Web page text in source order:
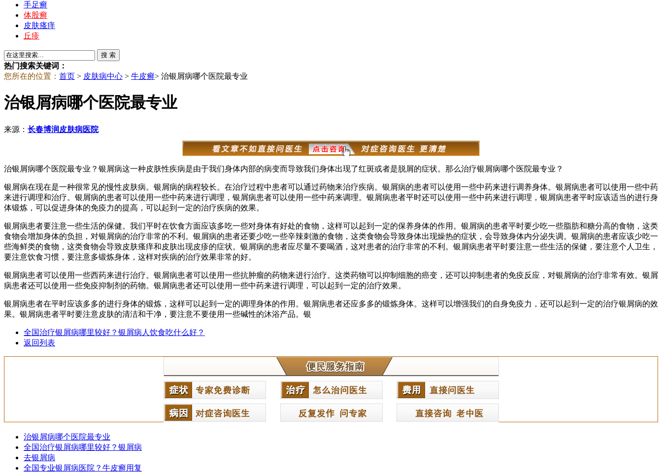
手足癣
体股癣
皮肤瘙痒
丘疹
热门搜索关键词：
您所在的位置： 首页 > 皮肤病中心 > 牛皮癣> 治银屑病哪个医院最专业
治银屑病哪个医院最专业
来源： 长春博润皮肤病医院
治银屑病哪个医院最专业？银屑病这一种皮肤性疾病是由于我们身体内部的病变而导致我们身体出现了红斑或者是脱屑的症状。那么治疗银屑病哪个医院最专业？
银屑病在现在是一种很常见的慢性皮肤病。银屑病的病程较长。在治疗过程中患者可以通过药物来治疗疾病。银屑病的患者可以使用一些中药来进行调养身体。银屑病患者可以使用一些中药
来进行调理和治疗。银屑病的患者可以使用一些中药来进行调理，银屑病患者可以使用一些中药来调理。银屑病患者平时还可以使用一些中药来进行调理，银屑病患者平时应该适当的进行身
体锻炼，可以促进身体的免疫力的提高，可以起到一定的治疗疾病的效果。
银屑病患者要注意一些生活的保健。我们平时在饮食方面应该多吃一些对身体有好处的食物，这样可以起到一定的保养身体的作用。银屑病的患者平时要少吃一些脂肪和糖分高的食物，这类
食物会增加身体的负担，对银屑病的治疗非常的不利。银屑病的患者还要少吃一些辛辣刺激的食物，这类食物会导致身体出现燥热的症状，会导致身体内分泌失调。银屑病的患者应该少吃一
些海鲜类的食物，这类食物会导致皮肤瘙痒和皮肤出现皮疹的症状。银屑病的患者应尽量不要喝酒，这对患者的治疗非常的不利。银屑病患者平时要注意一些生活的保健，要注意个人卫生，
要注意饮食习惯，要注意多锻炼身体，这样对疾病的治疗效果非常的好。
银屑病患者可以使用一些西药来进行治疗。银屑病患者可以使用一些抗肿瘤的药物来进行治疗。这类药物可以抑制细胞的癌变，还可以抑制患者的免疫反应，对银屑病的治疗非常有效。银屑
病患者还可以使用一些免疫抑制剂的药物。银屑病患者还可以使用一些中药来进行调理，可以起到一定的治疗效果。
银屑病患者在平时应该多多的进行身体的锻炼，这样可以起到一定的调理身体的作用。银屑病患者还应多多的锻炼身体。这样可以增强我们的自身免疫力，还可以起到一定的治疗银屑病的效
果。银屑病患者平时要注意皮肤的清洁和干净，要注意不要使用一些碱性的沐浴产品。银
全国治疗银屑病哪里较好？银屑病人饮食吃什么好？
返回列表
治银屑病哪个医院最专业
全国治疗银屑病哪里较好？银屑病
去银屑病
全国专业银屑病医院？牛皮癣用复